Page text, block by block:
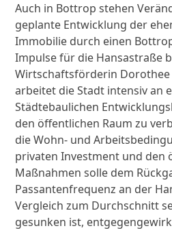
Auch in Bottrop stehen
geplante Entwicklung der
Immobilie durch einen
Impulse für die Hansastraße
Wirtschaftsförderin Dorothee
arbeitet die Stadt intensiv an
Städtebaulichen
den öffentlichen Raum zu
die Wohn- und
privaten Investment und den
Maßnahmen solle dem
Passantenfrequenz an der
Vergleich zum Durchschnitt
gesunken ist,